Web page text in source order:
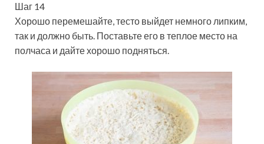
Шаг 14
Хорошо перемешайте, тесто выйдет немного липким,
так и должно быть. Поставьте его в теплое место на
полчаса и дайте хорошо подняться.